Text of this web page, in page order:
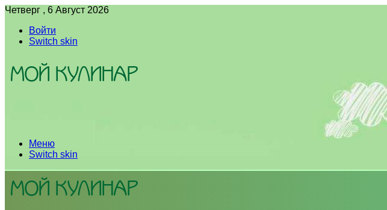
Четверг , 6 Август 2026
Войти
Switch skin
Меню
Switch skin